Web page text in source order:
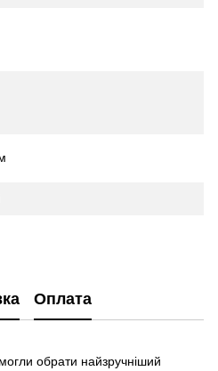
Оплата
обрати найзручніший